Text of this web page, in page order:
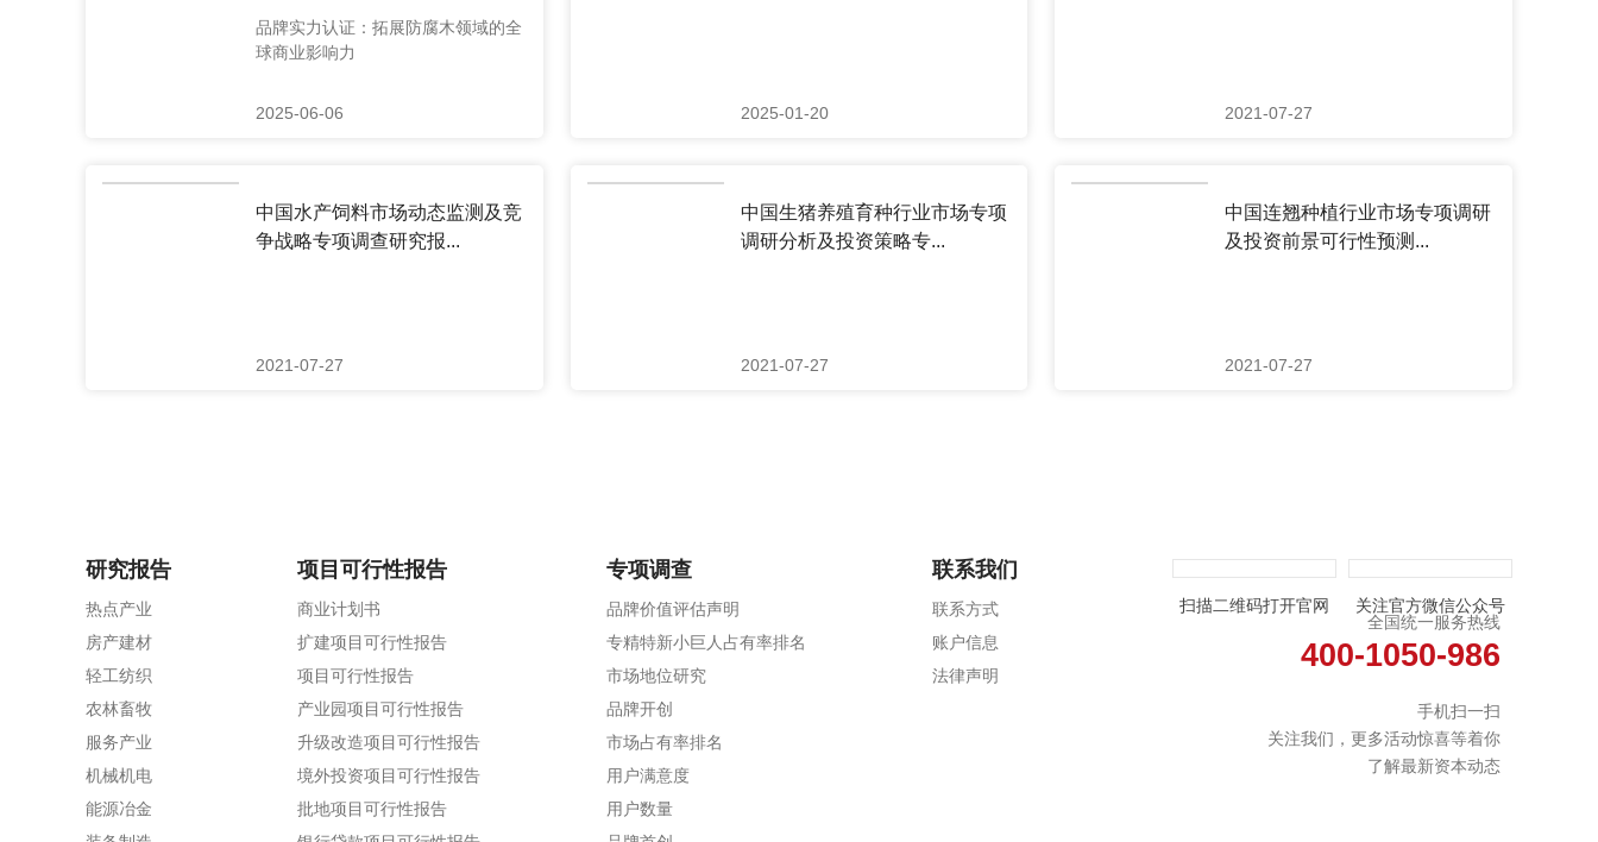
品牌实力认证：拓展防腐木领域的全
球商业影响力
2025-06-06 2025-01-20 2021-07-27
中国水产饲料市场动态监测及竞
争战略专项调查研究报...
2021-07-27
中国生猪养殖育种行业市场专项
调研分析及投资策略专...
2021-07-27
中国连翘种植行业市场专项调研
及投资前景可行性预测...
2021-07-27
研究报告
热点产业
房产建材
轻工纺织
农林畜牧
服务产业
机械机电
能源冶金
项目可行性报告
商业计划书
扩建项目可行性报告
项目可行性报告
产业园项目可行性报告
升级改造项目可行性报告
境外投资项目可行性报告
批地项目可行性报告
专项调查
品牌价值评估声明
专精特新小巨人占有率排名
市场地位研究
品牌开创
市场占有率排名
用户满意度
用户数量
联系我们
联系方式
账户信息
法律声明
扫描二维码打开官网
关注官方微信公众号
全国统一服务热线
400-1050-986
手机扫一扫
关注我们，更多活动惊喜等着你
了解最新资本动态